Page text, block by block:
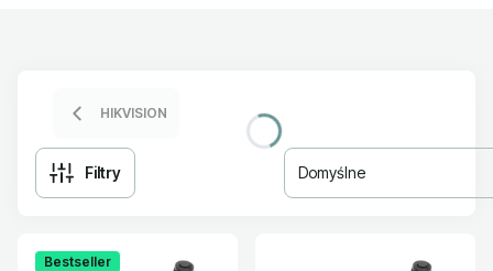
HIKVISION
Filtry Domyślne
Bestseller